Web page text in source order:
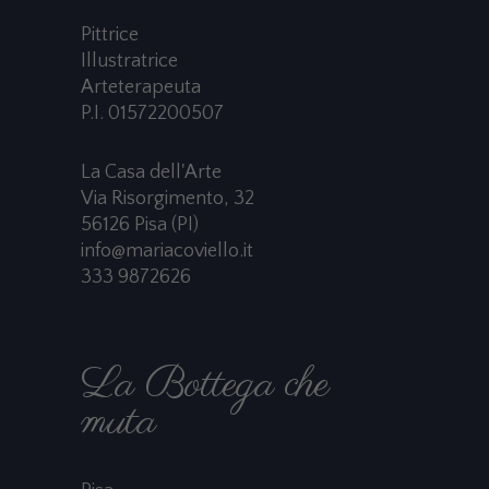
Pittrice
Illustratrice
Arteterapeuta
P.I. 01572200507
La Casa dell'Arte
Via Risorgimento, 32
56126 Pisa (PI)
info@mariacoviello.it
333 9872626
La Bottega che
muta